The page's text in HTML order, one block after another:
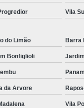
Vila
do Limão Barra
Bonfiglioli
da Arvore
Vila